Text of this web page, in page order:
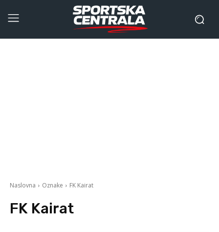
Naslovna Oznake FK Kairat
FK Kairat